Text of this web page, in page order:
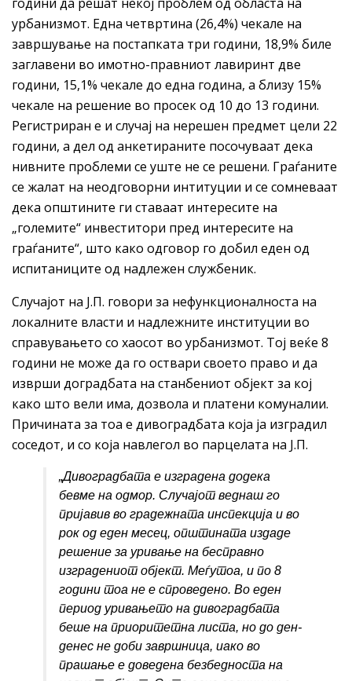
урбанизмот. Една четвртина (26,4%) чекале на
завршување на постапката три години, 18,9% биле
заглавени во имотно-правниот лавиринт две
години, 15,1% чекале до една година, а близу 15%
чекале на решение во просек од 10 до 13 години.
Регистриран е и случај на нерешен предмет цели 22
години, а дел од анкетираните посочуваат дека
нивните проблеми се уште не се решени. Граѓаните
се жалат на неодговорни интитуции и се сомневаат
дека општините ги ставаат интересите на
„големите“ инвеститори пред интересите на
граѓаните“, што како одговор го добил еден од
испитаниците од надлежен службеник.
Случајот на Ј.П. говори за нефункционалноста на
локалните власти и надлежните институции во
справувањето со хаосот во урбанизмот. Тој веќе 8
години не може да го оствари своето право и да
изврши доградбата на станбениот објект за кој
како што вели има, дозвола и платени комуналии.
Причината за тоа е дивоградбата која ја изградил
соседот, и со која навлегол во парцелата на Ј.П.
„Дивоградбата е изградена додека
бевме на одмор. Случајот веднаш го
пријавив во градежната инспекција и во
рок од еден месец, општината издаде
решение за уривање на бесправно
изградениот објект. Меѓутоа, и по 8
години тоа не е спроведено. Во еден
период уривањето на дивоградбата
беше на приоритетна листа, но до ден-
денес не доби завршница, иако во
прашање е доведена безбедноста на